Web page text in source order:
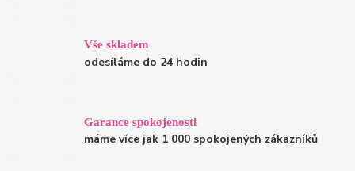
Vše skladem
odesíláme do 24 hodin
Garance spokojenosti
máme více jak 1 000 spokojených zákazníků